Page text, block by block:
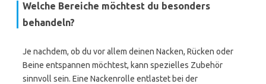
Welche Bereiche möchtest du besonders
behandeln?
Je nachdem, ob du vor allem deinen Nacken, Rücken oder
Beine entspannen möchtest, kann spezielles Zubehör
sinnvoll sein. Eine Nackenrolle entlastet bei der